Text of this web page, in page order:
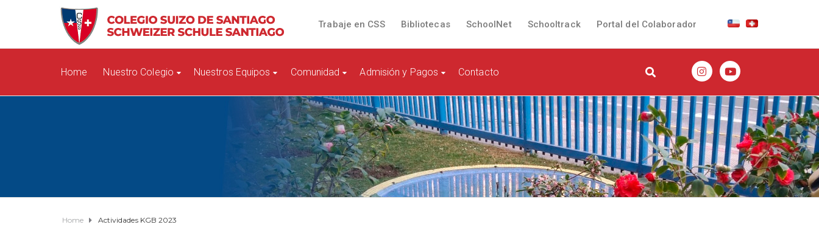
Trabaje en CSS Bibliotecas SchoolNet Schooltrack Portal del Colaborador
Home Nuestro Colegio Nuestros Equipos Comunidad Admisión y Pagos Contacto
Home Actividades KGB 2023